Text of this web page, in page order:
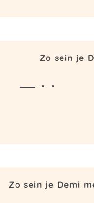
Zo sein je
— · ·
Zo sein je Demi